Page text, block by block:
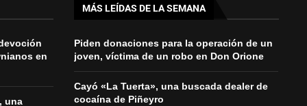
en
una
MÁS LEÍDAS DE LA SEMANA
Piden donaciones para la operación de un
joven, víctima de un robo en Don Orione
Cayó «La Tuerta», una buscada dealer de
cocaína de Piñeyro